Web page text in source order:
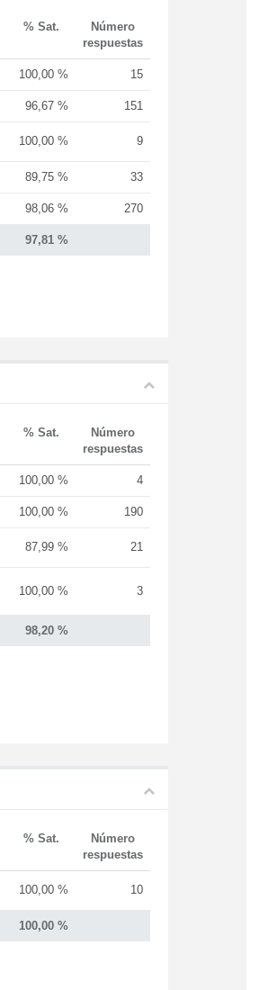
% Sat.
Número
respuestas
97,81 %
100,00 % 15
96,67 % 151
100,00 % 9
89,75 % 33
98,06 % 270
% Sat.
Número
respuestas
98,20 %
100,00 % 4
100,00 % 190
87,99 % 21
100,00 % 3
% Sat.
Número
respuestas
100,00 %
100,00 % 10